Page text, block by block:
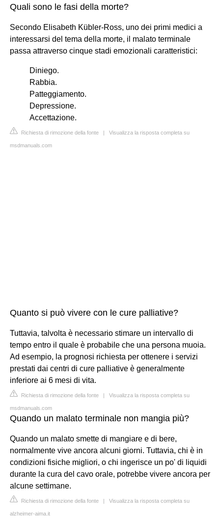
Quali sono le fasi della morte?
Secondo Elisabeth Kübler-Ross, uno dei primi medici a
interessarsi del tema della morte, il malato terminale
passa attraverso cinque stadi emozionali caratteristici:
Diniego.
Rabbia.
Patteggiamento.
Depressione.
Accettazione.
Richiesta di rimozione della fonte | Visualizza la risposta completa su
msdmanuals.com
Quanto si può vivere con le cure palliative?
Tuttavia, talvolta è necessario stimare un intervallo di
tempo entro il quale è probabile che una persona muoia.
Ad esempio, la prognosi richiesta per ottenere i servizi
prestati dai centri di cure palliative è generalmente
inferiore ai 6 mesi di vita.
Richiesta di rimozione della fonte | Visualizza la risposta completa su
msdmanuals.com
Quando un malato terminale non mangia più?
Quando un malato smette di mangiare e di bere,
normalmente vive ancora alcuni giorni. Tuttavia, chi è in
condizioni fisiche migliori, o chi ingerisce un po' di liquidi
durante la cura del cavo orale, potrebbe vivere ancora per
alcune settimane.
Richiesta di rimozione della fonte | Visualizza la risposta completa su
alzheimer-aima.it